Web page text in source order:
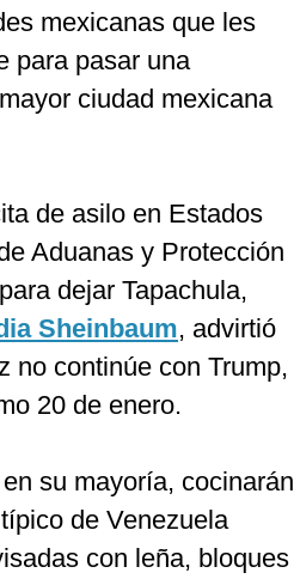
mexicanas que les
para pasar una
ciudad mexicana
de asilo en Estados
Aduanas y Protección
dejar Tapachula,
Sheinbaum, advirtió
no continúe con Trump,
20 de enero.
su mayoría, cocinarán
de Venezuela
con leña, bloques